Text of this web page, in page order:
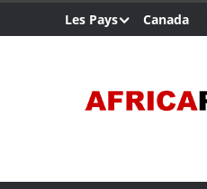
Les Pays Canada